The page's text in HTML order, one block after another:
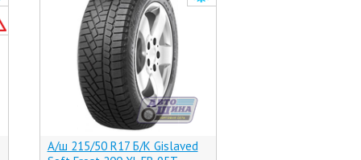
А/ш 215/50 R17 Б/К Gislaved